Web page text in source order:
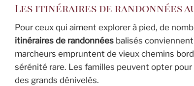
Les itinéraires de randonnées
Pour ceux qui aiment explorer à pied, de
itinéraires de randonnées balisés
marcheurs empruntent de vieux chemins
sérénité rare. Les familles peuvent opter
des grands dénivelés.